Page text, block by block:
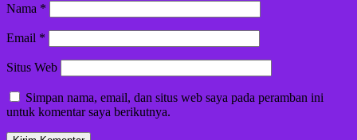
Nama *
Email *
Situs Web
Simpan nama, email, dan situs web saya pada peramban ini
untuk komentar saya berikutnya.